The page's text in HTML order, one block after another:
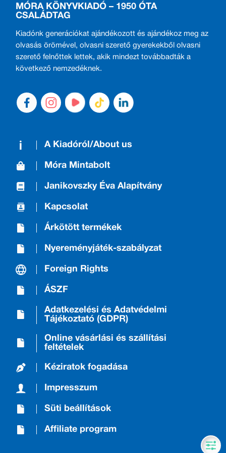
MÓRA KÖNYVKIADÓ – 1950 ÓTA
CSALÁDTAG
Kiadónk generációkat ajándékozott és ajándékoz meg az
olvasás örömével, olvasni szerető gyerekekből olvasni
szerető felnőttek lettek, akik mindezt továbbadták a
következő nemzedéknek.
A Kiadóról/About us
Móra Mintabolt
Janikovszky Éva Alapítvány
Kapcsolat
Árkötött termékek
Nyereményjáték-szabályzat
Foreign Rights
ÁSZF
Adatkezelési és Adatvédelmi
Tájékoztató (GDPR)
Online vásárlási és szállítási
feltételek
Kéziratok fogadása
Impresszum
Süti beállítások
Affiliate program